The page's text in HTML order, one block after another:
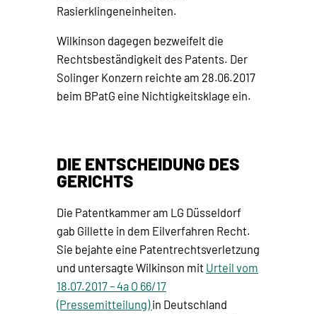
Rasierklingeneinheiten.
Wilkinson dagegen bezweifelt die
Rechtsbeständigkeit des Patents. Der
Solinger Konzern reichte am 28.06.2017
beim BPatG eine Nichtigkeitsklage ein.
DIE ENTSCHEIDUNG DES
GERICHTS
Die Patentkammer am LG Düsseldorf
gab Gillette in dem Eilverfahren Recht.
Sie bejahte eine Patentrechtsverletzung
und untersagte Wilkinson mit Urteil vom
18.07.2017 – 4a O 66/17
(Pressemitteilung)in Deutschland